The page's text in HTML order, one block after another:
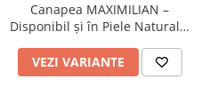
Canapea MAXIMILIAN –
Disponibil și în Piele Naturală,
VEZI VARIANTE